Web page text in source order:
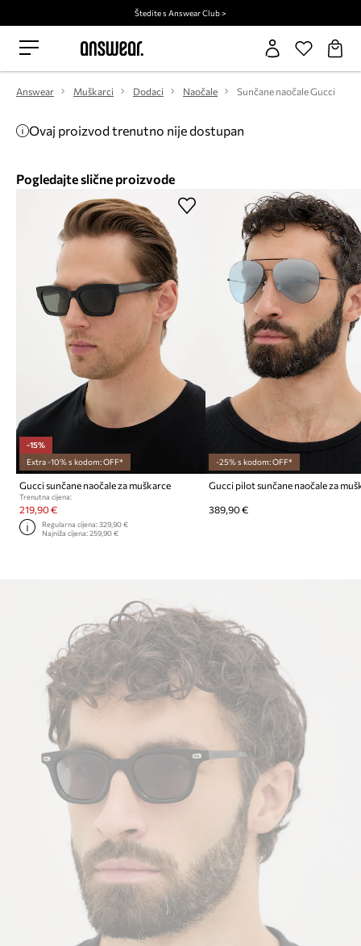
Štedite s Answear Club >
Answear Muškarci Dodaci Naočale Sunčane naočale Gucci
Ovaj proizvod trenutno nije dostupan
Pogledajte slične proizvode
-15%
Extra -10% s kodom: OFF*
Gucci sunčane naočale za muškarce
Trenutna cijena:
219,90 €
Regularna cijena:329,90 €
Najniža cijena:259,90 €
-25% s kodom: OFF*
Gucci pilot sunčane naočale za
389,90 €